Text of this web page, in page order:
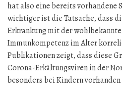
hat also eine bereits vorhandene
wichtiger ist die Tatsache, dass
Erkrankung mit der
Immunkompetenz im Alter
Publikationen zeigt, dass diese
Corona-Erkältungsviren in der
besonders bei Kindern